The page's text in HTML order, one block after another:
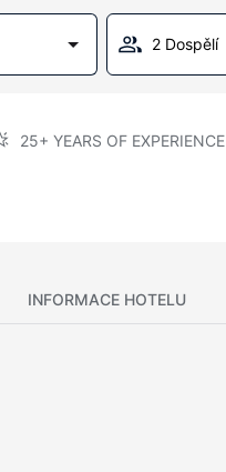
2 Dospělí
25+ YEARS OF EXPERIENCE
INFORMACE HOTELU